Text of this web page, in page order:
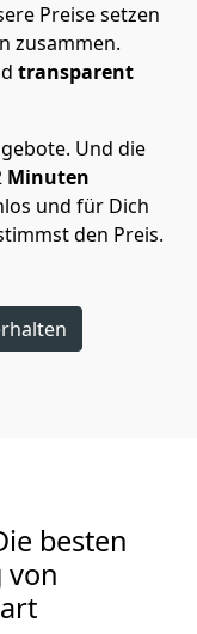
Preise setzen
zusammen.
transparent
Und die
Minuten
und für Dich
den Preis.
besten
von